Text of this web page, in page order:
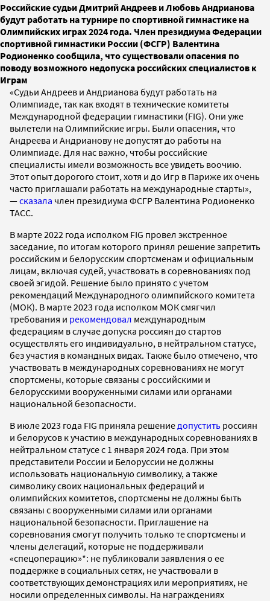
Российские судьи Дмитрий Андреев и Любовь Андрианова
будут работать на турнире по спортивной гимнастике на
Олимпийских играх 2024 года. Член президиума Федерации
спортивной гимнастики России (ФСГР) Валентина
Родионенко сообщила, что существовали опасения по
поводу возможного недопуска российских специалистов к
Играм
«Судьи Андреев и Андрианова будут работать на
Олимпиаде, так как входят в технические комитеты
Международной федерации гимнастики (FIG). Они уже
вылетели на Олимпийские игры. Были опасения, что
Андреева и Андрианову не допустят до работы на
Олимпиаде. Для нас важно, чтобы российские
специалисты имели возможность все увидеть воочию.
Этот опыт дорогого стоит, хотя и до Игр в Париже их очень
часто приглашали работать на международные старты»,
—сказала член президиума ФСГР Валентина Родионенко
ТАСС.
В марте 2022 года исполком FIG провел экстренное
заседание, по итогам которого принял решение запретить
российским и белорусским спортсменам и официальным
лицам, включая судей, участвовать в соревнованиях под
своей эгидой. Решение было принято с учетом
рекомендаций Международного олимпийского комитета
(МОК). В марте 2023 года исполком МОК смягчил
требования и рекомендовал международным
федерациям в случае допуска россиян до стартов
осуществлять его индивидуально, в нейтральном статусе,
без участия в командных видах. Также было отмечено, что
участвовать в международных соревнованиях не могут
спортсмены, которые связаны с российскими и
белорусскими вооруженными силами или органами
национальной безопасности.
В июле 2023 года FIG приняла решение допустить россиян
и белорусов к участию в международных соревнованиях в
нейтральном статусе с 1 января 2024 года. При этом
представители России и Белоруссии не должны
использовать национальную символику, а также
символику своих национальных федераций и
олимпийских комитетов, спортсмены не должны быть
связаны с вооруженными силами или органами
национальной безопасности. Приглашение на
соревнования смогут получить только те спортсмены и
члены делегаций, которые не поддерживали
«спецоперацию»*: не публиковали заявления о ее
поддержке в социальных сетях, не участвовали в
соответствующих демонстрациях или мероприятиях, не
носили определенных символы. На награждениях